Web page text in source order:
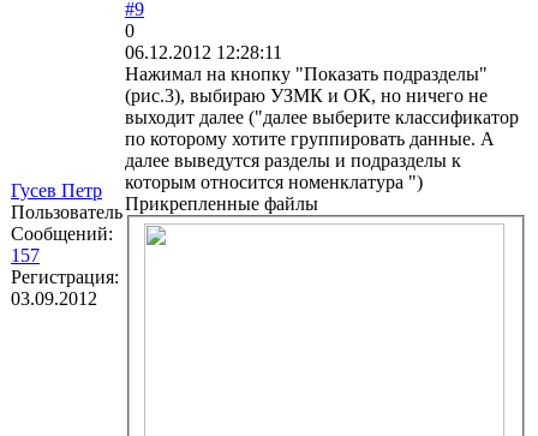
Гусев Петр
Пользователь
Сообщений:
157
Регистрация:
03.09.2012
#9
0
06.12.2012 12:28:11
Нажимал на кнопку "Показать подразделы"
(рис.3), выбираю УЗМК и ОК, но ничего не
выходит далее ("далее выберите классификатор
по которому хотите группировать данные. А
далее выведутся разделы и подразделы к
которым относится номенклатура ")
Прикрепленные файлы